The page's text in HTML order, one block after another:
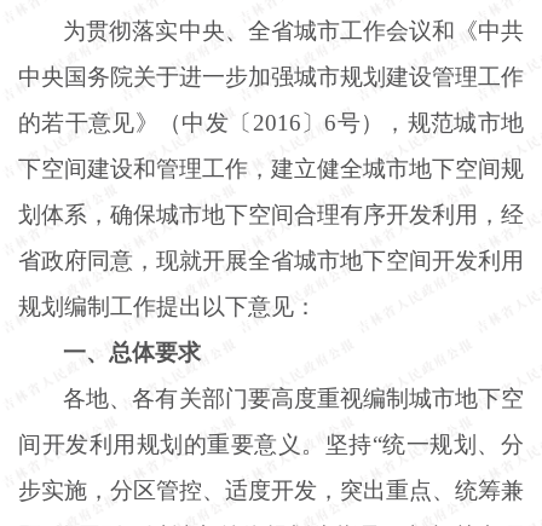
为贯彻落实中央、全省城市工作会议和《中共
中央国务院关于进一步加强城市规划建设管理工作
的若干意见》（中发〔2016〕6号），规范城市地
下空间建设和管理工作，建立健全城市地下空间规
划体系，确保城市地下空间合理有序开发利用，经
省政府同意，现就开展全省城市地下空间开发利用
规划编制工作提出以下意见：
一、总体要求
各地、各有关部门要高度重视编制城市地下空
间开发利用规划的重要意义。坚持“统一规划、分
步实施，分区管控、适度开发，突出重点、统筹兼